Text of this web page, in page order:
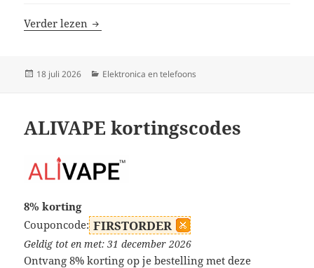
Verder lezen Ultimea kortingscodes
Geplaatst
18 juli 2026 Categorieën
Elektronica en telefoons
ALIVAPE kortingscodes
8% korting
Couponcode: FIRSTORDER
Geldig tot en met: 31 december 2026
Ontvang 8% korting op je bestelling met deze